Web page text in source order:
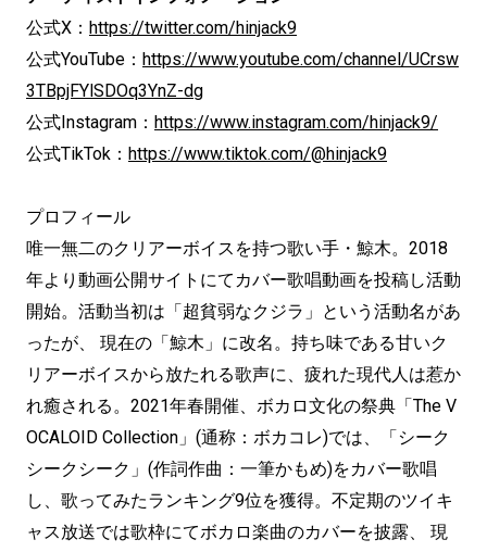
公式X： https://twitter.com/hinjack9
公式YouTube： https://www.youtube.com/channel/UCrsw
3TBpjFYlSDOq3YnZ-dg
公式Instagram： https://www.instagram.com/hinjack9/
公式TikTok： https://www.tiktok.com/@hinjack9
プロフィール
唯一無二のクリアーボイスを持つ歌い手・鯨木。2018
年より動画公開サイトにてカバー歌唱動画を投稿し活動
開始。活動当初は「超貧弱なクジラ」という活動名があ
ったが、 現在の「鯨木」に改名。持ち味である甘いク
リアーボイスから放たれる歌声に、疲れた現代人は惹か
れ癒される。2021年春開催、ボカロ文化の祭典「The V
OCALOID Collection」(通称：ボカコレ)では、「シーク
シークシーク」(作詞作曲：一筆かもめ)をカバー歌唱
し、歌ってみたランキング9位を獲得。不定期のツイキ
ャス放送では歌枠にてボカロ楽曲のカバーを披露、 現